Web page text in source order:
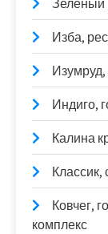
Зеленый
Изба,
Индиго,
Калина
Классик,
Ковчег,
комплекс